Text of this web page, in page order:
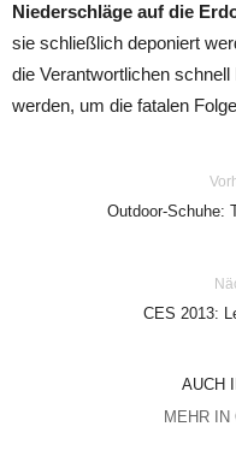
Niederschläge auf die
sie schließlich deponiert
die Verantwortlichen
werden, um die fatalen
Outdoor-Schuhe:
CES 2013:
AUCH
MEHR IN